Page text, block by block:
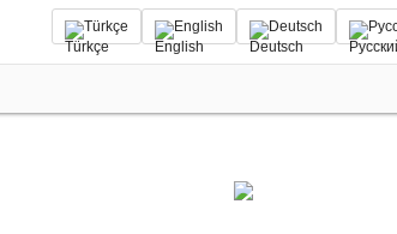
Türkçe English Deutsch